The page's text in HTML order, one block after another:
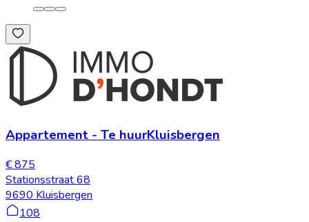
Appartement - Te huurKluisbergen
€ 875
Stationsstraat 68
9690 Kluisbergen
108